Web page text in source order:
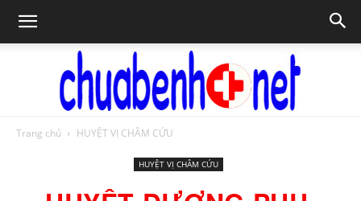
Trang chủ HUYỆT VỊ CHÂM CỨU
HUYỆT VỊ CHÂM CỨU